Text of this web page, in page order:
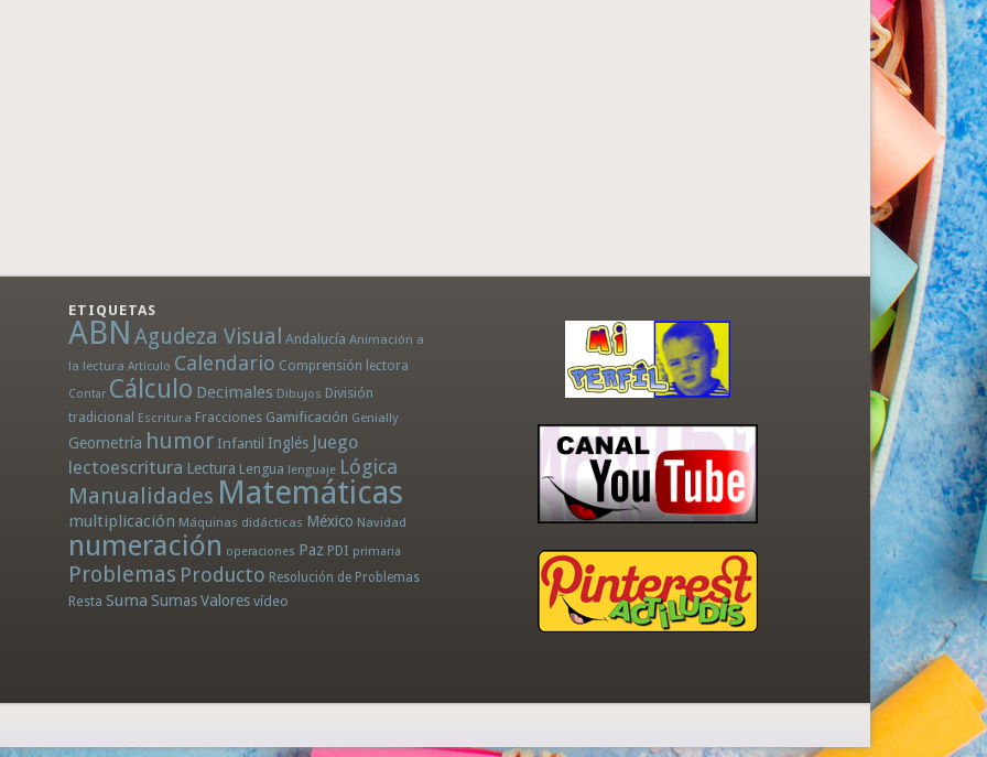
ETIQUETAS
ABN Agudeza Visual Andalucía Animación a
la lectura Artículo Calendario Comprensión lectora
Contar Cálculo Decimales Dibujos División
tradicional Escritura Fracciones Gamificación Genially
Geometría humor Infantil Inglés Juego
lectoescritura Lectura Lengua lenguaje Lógica
Manualidades Matemáticas
multiplicación Máquinas didácticas México Navidad
numeración operaciones Paz PDI primaria
Problemas Producto Resolución de Problemas
Resta Suma SumasValores vídeo